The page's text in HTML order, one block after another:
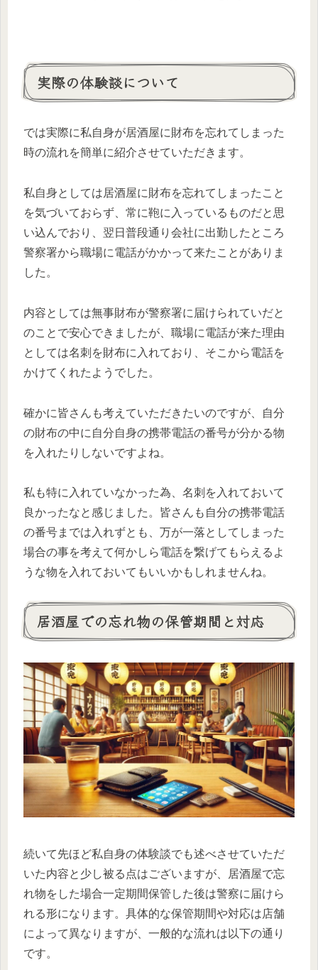
実際の体験談について
では実際に私自身が居酒屋に財布を忘れてしまった
時の流れを簡単に紹介させていただきます。
私自身としては居酒屋に財布を忘れてしまったこと
を気づいておらず、常に鞄に入っているものだと思
い込んでおり、翌日普段通り会社に出勤したところ
警察署から職場に電話がかかって来たことがありま
した。
内容としては無事財布が警察署に届けられていだと
のことで安心できましたが、職場に電話が来た理由
としては名刺を財布に入れており、そこから電話を
かけてくれたようでした。
確かに皆さんも考えていただきたいのですが、自分
の財布の中に自分自身の携帯電話の番号が分かる物
を入れたりしないですよね。
私も特に入れていなかった為、名刺を入れておいて
良かったなと感じました。皆さんも自分の携帯電話
の番号までは入れずとも、万が一落としてしまった
場合の事を考えて何かしら電話を繋げてもらえるよ
うな物を入れておいてもいいかもしれませんね。
居酒屋での忘れ物の保管期間と対応
続いて先ほど私自身の体験談でも述べさせていただ
いた内容と少し被る点はございますが、居酒屋で忘
れ物をした場合一定期間保管した後は警察に届けら
れる形になります。 具体的な保管期間や対応は店舗
によって異なりますが、一般的な流れは以下の通り
です。